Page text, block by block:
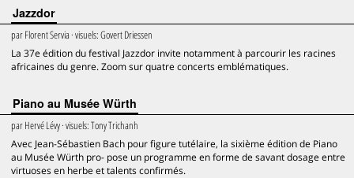
Jazzdor
parFlorent Servia · visuels:Govert Driessen
La 37e édition du festival Jazzdor invite notamment à parcourir les racines
africaines du genre. Zoom sur quatre concerts emblématiques.
Piano au Musée Würth
parHervé Lévy· visuels:Tony Trichanh
Avec Jean-Sébastien Bach pour figure tutélaire, la sixième édition de Piano
au Musée Würth pro- pose un programme en forme de savant dosage entre
virtuoses en herbe et talents confirmés.